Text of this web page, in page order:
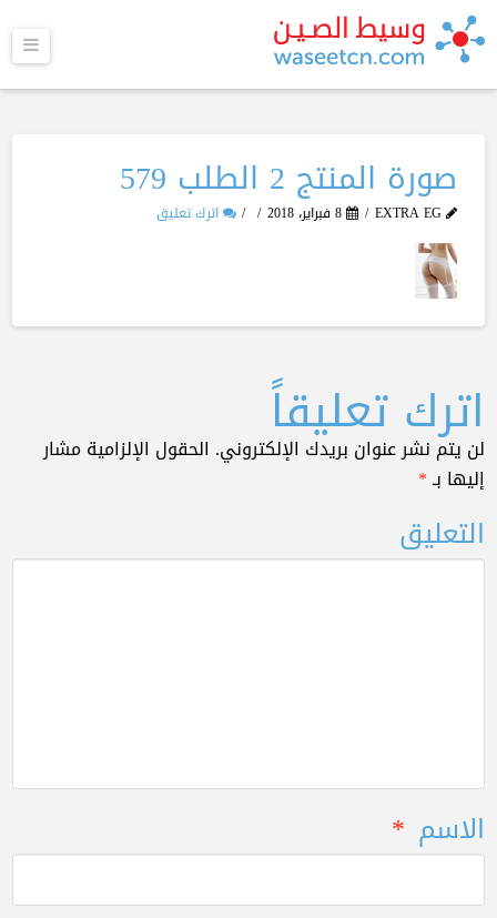
صورة المنتج 2 الطلب 579
EXTRA EG 8 فبراير، 2018 اترك تعليق
اترك تعليقاً
لن يتم نشر عنوان بريدك الإلكتروني. الحقول الإلزامية مشار
إليها بـ*
التعليق
الاسم *